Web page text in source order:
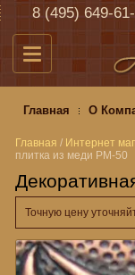
8 (495) 649-
Главная О
Главная / Интернет
плитка из меди PM-50
Точную цену